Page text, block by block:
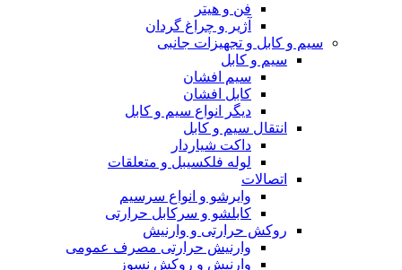
فن و هیتر
آژیر و چراغ گردان
سیم و کابل و تجهیزات جانبی
سیم و کابل
سیم افشان
کابل افشان
دیگر انواع سیم و کابل
انتقال سیم و کابل
داکت شیاردار
لوله فلکسیبل و متعلقات
اتصالات
وایرشو و انواع سرسیم
کابلشو و سرکابل حرارتی
روکش حرارتی و وارنیش
وارنیش حرارتی مصرف عمومی
وارنیش و روکش نسوز